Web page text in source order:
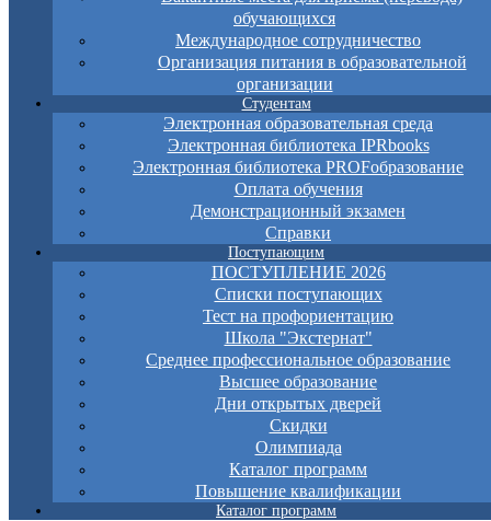
обучающихся
Международное сотрудничество
Организация питания в образовательной
организации
Студентам
Электронная образовательная среда
Электронная библиотека IPRbooks
Электронная библиотека PROFобразование
Оплата обучения
Демонстрационный экзамен
Справки
Поступающим
ПОСТУПЛЕНИЕ 2026
Списки поступающих
Тест на профориентацию
Школа "Экстернат"
Среднее профессиональное образование
Высшее образование
Дни открытых дверей
Скидки
Олимпиада
Каталог программ
Повышение квалификации
Каталог программ